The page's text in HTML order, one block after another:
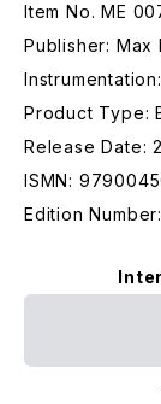
Item No. ME
Publisher: Max
Product Type:
Release Date:
ISMN:
Edition